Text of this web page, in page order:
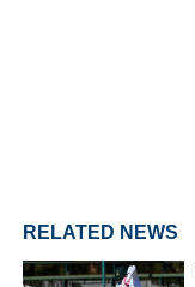
RELATED NEWS